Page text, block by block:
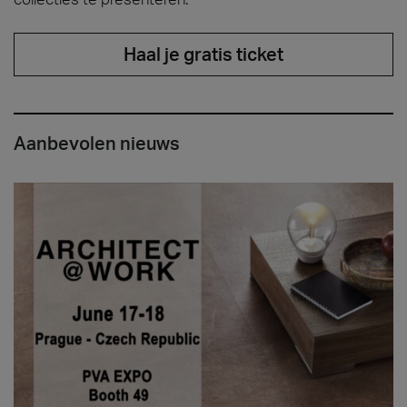
Haal je gratis ticket
Aanbevolen nieuws